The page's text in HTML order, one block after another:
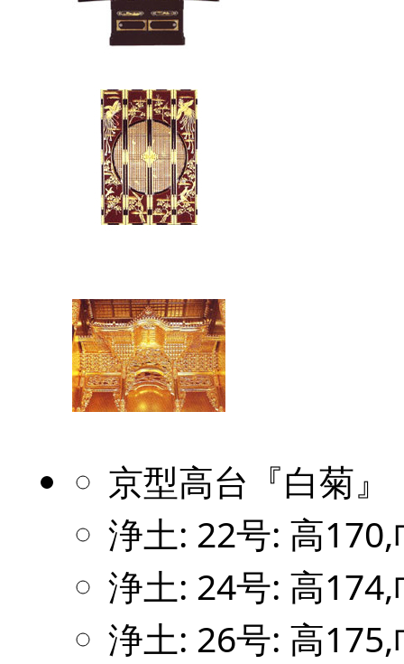
京型高台『白菊』
浄土: 22号: 高
浄土: 24号: 高
浄土: 26号: 高